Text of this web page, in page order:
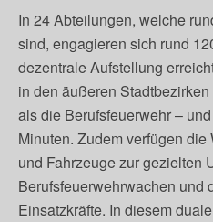
In 24 Abteilungen, welche
sind, engagieren sich rund
dezentrale Aufstellung
in den äußeren
als die Berufsfeuerwehr –
Minuten. Zudem verfügen
und Fahrzeuge zur gezielten
Berufsfeuerwehrwachen und
Einsatzkräfte. In diesem